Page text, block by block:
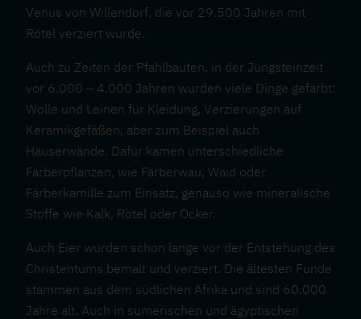
Venus von Willendorf, die vor 29.500 Jahren mit
Rötel verziert wurde.
Auch zu Zeiten der Pfahlbauten, in der Jungsteinzeit
vor 6.000 – 4.000 Jahren wurden viele Dinge gefärbt:
Wolle und Leinen für Kleidung, Verzierungen auf
Keramikgefäßen, aber zum Beispiel auch
Häuserwände. Dafür kamen unterschiedliche
Färberpflanzen, wie Färberwau, Waid oder
Färberkamille zum Einsatz, genauso wie mineralische
Stoffe wie Kalk, Rötel oder Ocker.
Auch Eier wurden schon lange vor der Entstehung des
Christentums bemalt und verziert. Die ältesten Funde
stammen aus dem südlichen Afrika und sind 60.000
Jahre alt. Auch in sumerischen und ägyptischen